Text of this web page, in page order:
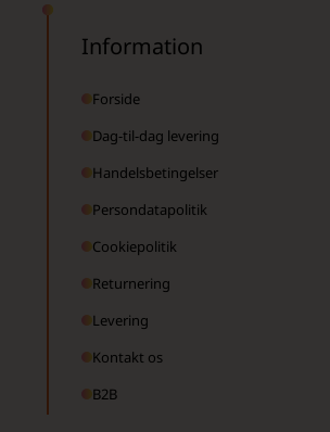
Information
Forside
Dag-til-dag levering
Handelsbetingelser
Persondatapolitik
Cookiepolitik
Returnering
Levering
Kontakt os
B2B